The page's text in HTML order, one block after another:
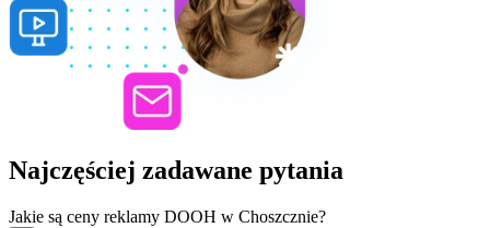
Najczęściej zadawane pytania
Jakie są ceny reklamy DOOH w Choszcznie?